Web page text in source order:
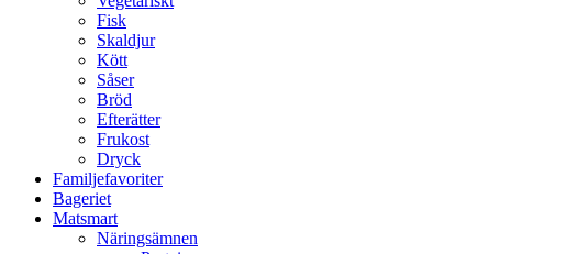
Fisk
Skaldjur
Kött
Såser
Bröd
Efterätter
Frukost
Dryck
Familjefavoriter
Bageriet
Matsmart
Näringsämnen